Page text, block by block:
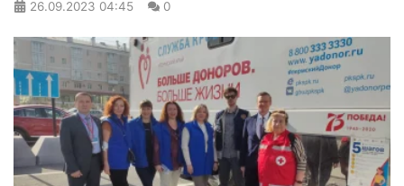
26.09.2023 04:45 0